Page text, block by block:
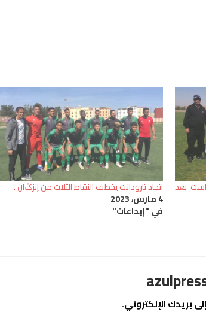
بعد اتحاد تارودانت يخطف النقاط الثلاث من إنزݣان .
4 مارس، 2023
في "إبداعات"
بريدك الإلكتروني.